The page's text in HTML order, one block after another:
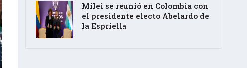
Milei se reunió en Colombia con
el presidente electo Abelardo de
la Espriella